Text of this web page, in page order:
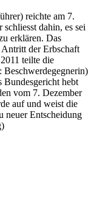
reichte am 7.
dahin, es sei
erklären. Das
der Erbschaft
teilte die
Beschwerdegegnerin)
Bundesgericht hebt
vom 7. Dezember
auf und weist die
neuer Entscheidung